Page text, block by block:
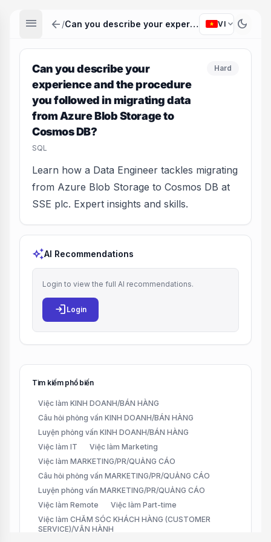
menu arrow_back / Can you describe your experience and the procedure you followed in migrating data from Azure Blob Storage to Cosmos DB? VI expand_more dark_mode
Can you describe your
experience and the procedure
you followed in migrating data
from Azure Blob Storage to
Cosmos DB?
SQL
Hard
Learn how a Data Engineer tackles migrating
from Azure Blob Storage to Cosmos DB at
SSE plc. Expert insights and skills.
auto_awesomeAI Recommendations
Login to view the full AI recommendations.
login Login
Tìm kiếm phổ biến
Việc làm KINH DOANH/BÁN HÀNG
Câu hỏi phỏng vấn KINH DOANH/BÁN HÀNG
Luyện phỏng vấn KINH DOANH/BÁN HÀNG
Việc làm IT
Việc làm Marketing
Việc làm MARKETING/PR/QUẢNG CÁO
Câu hỏi phỏng vấn MARKETING/PR/QUẢNG CÁO
Luyện phỏng vấn MARKETING/PR/QUẢNG CÁO
Việc làm Remote
Việc làm Part-time
Việc làm CHĂM SÓC KHÁCH HÀNG (CUSTOMER
SERVICE)/VẬN HÀNH